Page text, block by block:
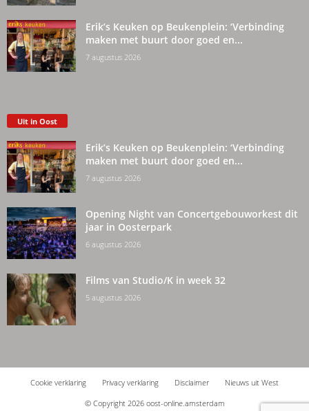
Erik’s Keuken op Beukenplein: ‘Verbinding
maken met buurt door goed en...
7 augustus 2026
Uit in Oost
Erik’s Keuken op Beukenplein: ‘Verbinding
maken met buurt door goed en...
7 augustus 2026
Opening Night van Concertgebouworkest dit
jaar in Oosterpark
6 augustus 2026
Films van Studio/K in week 32
5 augustus 2026
Cookie verklaring Privacy verklaring Disclaimer
Nieuws uit West
© Copyright 2026 oost-online.amsterdam